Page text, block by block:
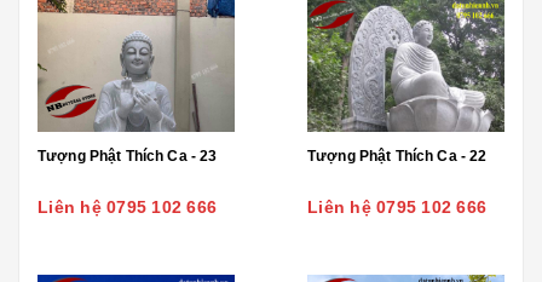
Tượng Phật Thích Ca - 23
Liên hệ 0795 102 666
Tượng Phật Thích Ca - 22
Liên hệ 0795 102 666